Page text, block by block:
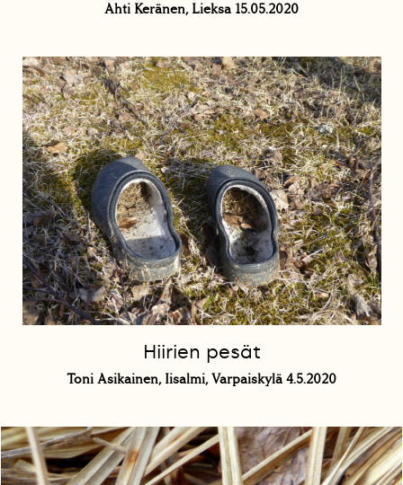
Ahti Keränen, Lieksa 15.05.2020
Hiirien pesät
Toni Asikainen, Iisalmi, Varpaiskylä 4.5.2020